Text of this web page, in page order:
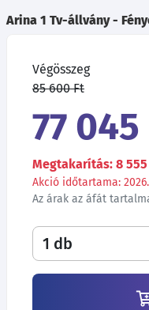
Arina 1 Tv-állvány -
Végösszeg
85 600 Ft
77 045
Megtakarítás: 8
Akció időtartama:
Az árak az áfát